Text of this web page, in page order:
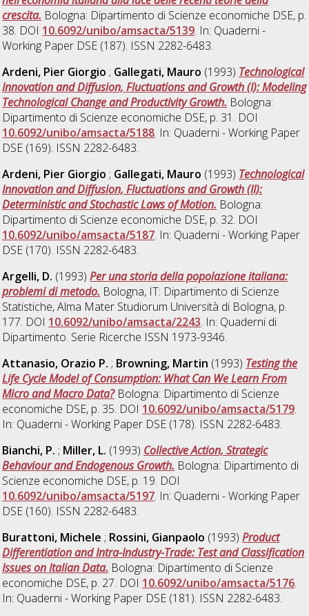
crescita. Bologna: Dipartimento di Scienze economiche DSE, p.
38. DOI 10.6092/unibo/amsacta/5139. In: Quaderni -
Working Paper DSE (187). ISSN 2282-6483.
Ardeni, Pier Giorgio ; Gallegati, Mauro (1993) Technological
Innovation and Diffusion, Fluctuations and Growth (I): Modeling
Technological Change and Productivity Growth. Bologna:
Dipartimento di Scienze economiche DSE, p. 31. DOI
10.6092/unibo/amsacta/5188. In: Quaderni - Working Paper
DSE (169). ISSN 2282-6483.
Ardeni, Pier Giorgio ; Gallegati, Mauro (1993) Technological
Innovation and Diffusion, Fluctuations and Growth (II):
Deterministic and Stochastic Laws of Motion. Bologna:
Dipartimento di Scienze economiche DSE, p. 32. DOI
10.6092/unibo/amsacta/5187. In: Quaderni - Working Paper
DSE (170). ISSN 2282-6483.
Argelli, D. (1993)Per una storia della popolazione italiana:
problemi di metodo. Bologna, IT: Dipartimento di Scienze
Statistiche, Alma Mater Studiorum Università di Bologna, p.
177. DOI 10.6092/unibo/amsacta/2243. In: Quaderni di
Dipartimento. Serie Ricerche ISSN 1973-9346.
Attanasio, Orazio P. ; Browning, Martin (1993) Testing the
Life Cycle Model of Consumption: What Can We Learn From
Micro and Macro Data?Bologna: Dipartimento di Scienze
economiche DSE, p. 35. DOI 10.6092/unibo/amsacta/5179.
In: Quaderni - Working Paper DSE (178). ISSN 2282-6483.
Bianchi, P. ; Miller, L. (1993) Collective Action, Strategic
Behaviour and Endogenous Growth. Bologna: Dipartimento di
Scienze economiche DSE, p. 19. DOI
10.6092/unibo/amsacta/5197. In: Quaderni - Working Paper
DSE (160). ISSN 2282-6483.
Burattoni, Michele ; Rossini, Gianpaolo (1993)Product
Differentiation and Intra-Industry-Trade: Test and Classification
Issues on Italian Data. Bologna: Dipartimento di Scienze
economiche DSE, p. 27. DOI 10.6092/unibo/amsacta/5176.
In: Quaderni - Working Paper DSE (181). ISSN 2282-6483.